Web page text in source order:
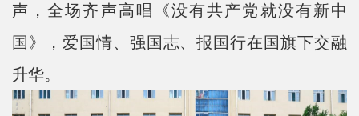
声，全场齐声高唱《没有共产党就没有新中
国》，爱国情、强国志、报国行在国旗下交融
升华。